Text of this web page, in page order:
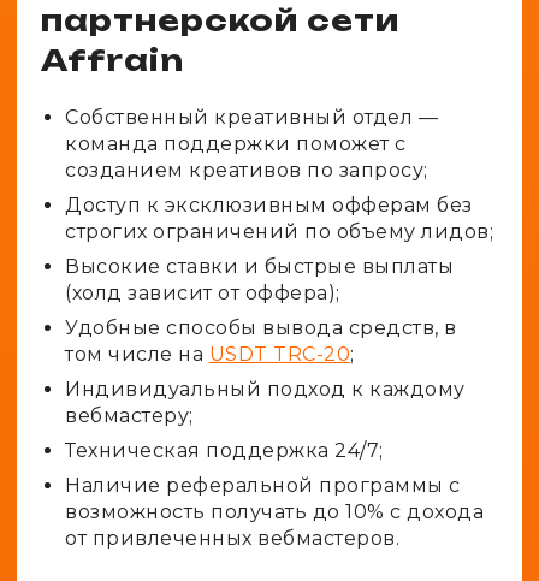
партнерской сети
Affrain
Собственный креативный отдел —
команда поддержки поможет с
созданием креативов по запросу;
Доступ к эксклюзивным офферам без
строгих ограничений по объему лидов;
Высокие ставки и быстрые выплаты
(холд зависит от оффера);
Удобные способы вывода средств, в
том числе на USDT TRC-20;
Индивидуальный подход к каждому
вебмастеру;
Техническая поддержка 24/7;
Наличие реферальной программы с
возможность получать до 10% с дохода
от привлеченных вебмастеров.